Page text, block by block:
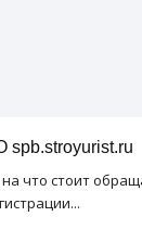
spb.stroyurist.ru
что стоит